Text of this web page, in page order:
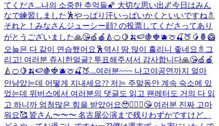
てくださ...나의 소중한 추억들🌠 大切な思い出🌌今日はみん
なで練習しました🕺やっぱり汗いっぱいかくといいですね🚿
それと！みなさんジューシー顔? の投票してくださってあり
がとうございました🙏😘🍏🍎🍐🍊🍋🍌🍉🍇🍓🫐🍈🍒🍑🥭🍍🥝
오늘은 다 같이 연습했어요🕺역시 땀 많이 흘리니 좋네요🚿그
리고! 여러분 쥬시한얼굴? 투표해주셔서 감사합니다🙏😘🍏🍎
🍐🍊🍋🍌🍉🍇🍓🫐🍈🍒🍑...여러분~~~ 나고야공연까지 얼마
안남았는데 어떻게 지내세요?? 저는 주말동안 계속 숙소에 있
었는데 위버스에서 여러분의 댓글도 읽고 팬레터도 거의 다 읽
고 하니까 엄청많은 힘을 받았어요🥹🙇🏻‍♂️😘 여러분 진짜 고마
워요🥰 皆さん〜〜〜 名古屋公演まで残りわずかですけど、